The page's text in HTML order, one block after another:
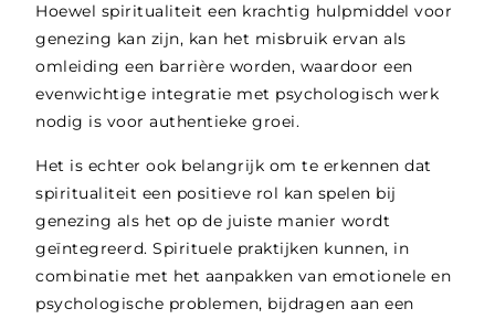
Hoewel spiritualiteit een krachtig hulpmiddel voor
genezing kan zijn, kan het misbruik ervan als
omleiding een barrière worden, waardoor een
evenwichtige integratie met psychologisch werk
nodig is voor authentieke groei.
Het is echter ook belangrijk om te erkennen dat
spiritualiteit een positieve rol kan spelen bij
genezing als het op de juiste manier wordt
geïntegreerd. Spirituele praktijken kunnen, in
combinatie met het aanpakken van emotionele en
psychologische problemen, bijdragen aan een